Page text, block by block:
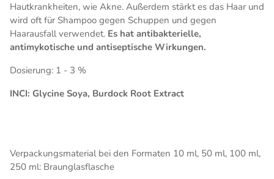
Hautkrankheiten, wie Akne. Außerdem stärkt es das Haar und
wird oft für Shampoo gegen Schuppen und gegen
Haarausfall verwendet. Es hat antibakterielle,
antimykotische und antiseptische Wirkungen.
Dosierung: 1 - 3 %
INCI: Glycine Soya, Burdock Root Extract
Verpackungsmaterial bei den Formaten 10 ml, 50 ml, 100 ml,
250 ml: Braunglasflasche